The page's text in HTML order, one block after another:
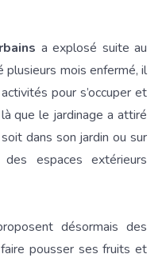
a explosé suite au
plusieurs mois enfermé, il
pour s’occuper et
que le jardinage a attiré
dans son jardin ou sur
espaces extérieurs
désormais des
pousser ses fruits et